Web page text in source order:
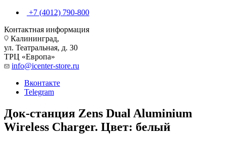
+7 (4012) 790-800
Контактная информация
Калининград,
ул. Театральная, д. 30
ТРЦ «Европа»
info@icenter-store.ru
Вконтакте
Telegram
Док-станция Zens Dual Aluminium
Wireless Charger. Цвет: белый